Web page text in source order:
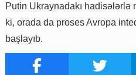
Putin Ukraynadakı
ki, orada da proses Avropa
başlayıb.